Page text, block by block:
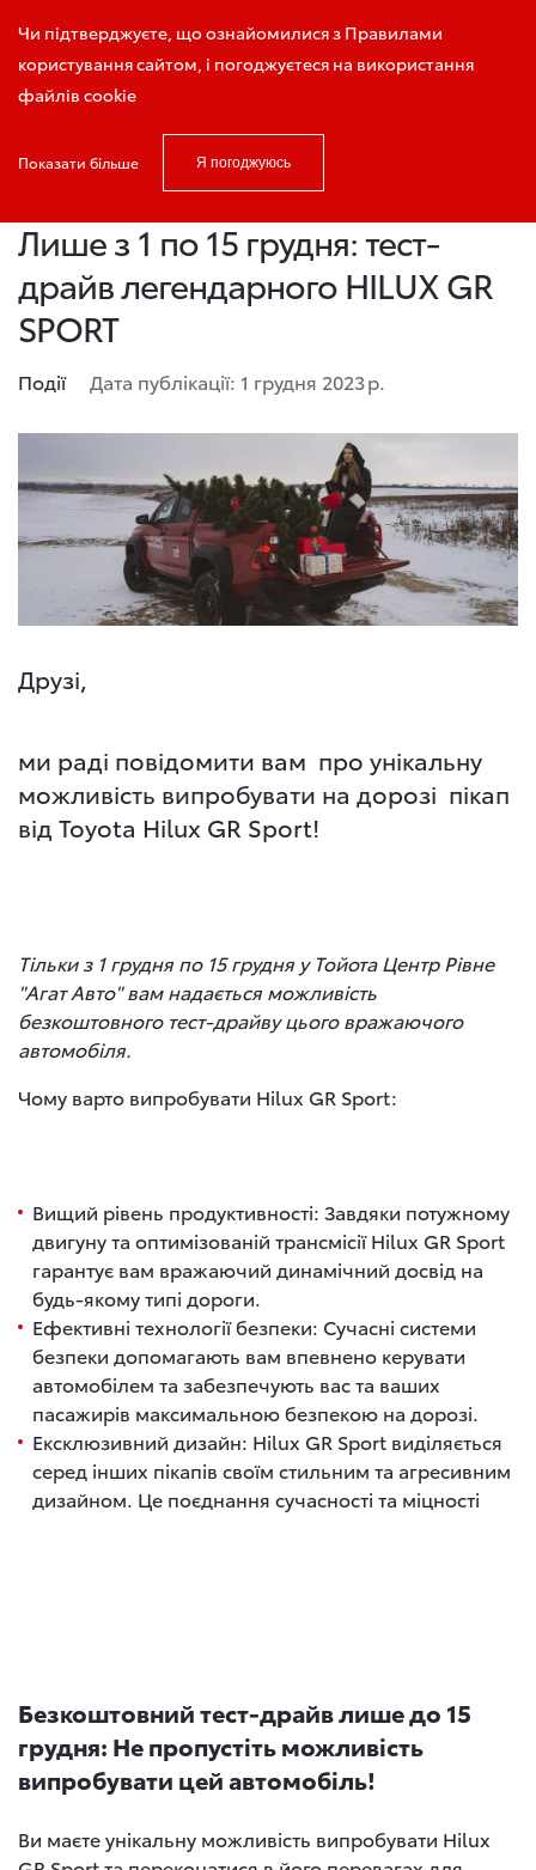
Чи підтверджуєте, що ознайомилися з Правилами
користування сайтом, і погоджуєтеся на використання
файлів cookie
Показати більше Я погоджуюсь
Запис на тест-драйв
Головна Новини і акції Лише з 1 по 15 грудня: тест-драйв
Лише з 1 по 15 грудня: тест-
драйв легендарного HILUX GR
SPORT
Події Дата публікації: 1 грудня 2023 р.
Друзі,
ми раді повідомити вам про унікальну
можливість випробувати на дорозі пікап
від Toyota Hilux GR Sport!
Тільки з 1 грудня по 15 грудня у Тойота Центр Рівне
"Агат Авто" вам надається можливість
безкоштовного тест-драйву цього вражаючого
автомобіля.
Чому варто випробувати Hilux GR Sport:
Вищий рівень продуктивності: Завдяки потужному
двигуну та оптимізованій трансмісії Hilux GR Sport
гарантує вам вражаючий динамічний досвід на
будь-якому типі дороги.
Ефективні технології безпеки: Сучасні системи
безпеки допомагають вам впевнено керувати
автомобілем та забезпечують вас та ваших
пасажирів максимальною безпекою на дорозі.
Ексклюзивний дизайн: Hilux GR Sport виділяється
серед інших пікапів своїм стильним та агресивним
дизайном. Це поєднання сучасності та міцності
Безкоштовний тест-драйв лише до 15
грудня: Не пропустіть можливість
випробувати цей автомобіль!
Ви маєте унікальну можливість випробувати Hilux